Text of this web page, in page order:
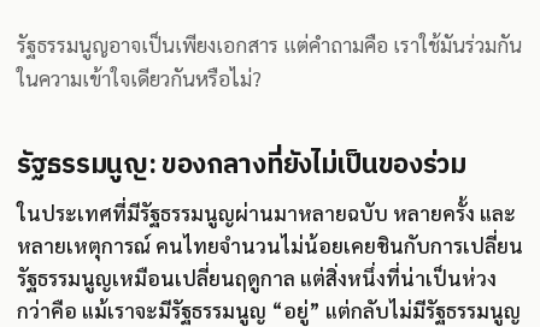
รัฐธรรมนูญอาจเป็นเพียงเอกสาร แต่คำถามคือ เราใช้มันร่วมกัน
ในความเข้าใจเดียวกันหรือไม่?
รัฐธรรมนูญ: ของกลางที่ยังไม่เป็นของร่วม
ในประเทศที่มีรัฐธรรมนูญผ่านมาหลายฉบับ หลายครั้ง และ
หลายเหตุการณ์ คนไทยจำนวนไม่น้อยเคยชินกับการเปลี่ยน
รัฐธรรมนูญเหมือนเปลี่ยนฤดูกาล แต่สิ่งหนึ่งที่น่าเป็นห่วง
กว่าคือ แม้เราจะมีรัฐธรรมนูญ “อยู่” แต่กลับไม่มีรัฐธรรมนูญ